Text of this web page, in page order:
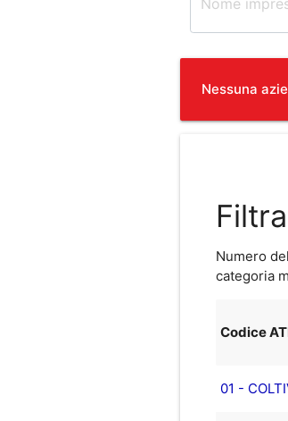
Nessuna
Numero
categoria
Codice
01 -